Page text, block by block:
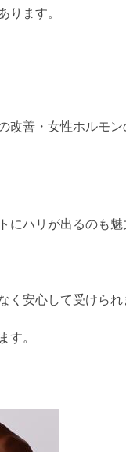
ます。
改善・女性ホルモ
ハリが出るのも魅
安心して受けられ
。